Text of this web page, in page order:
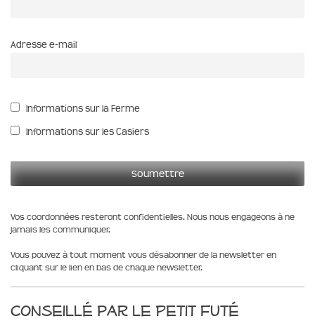
Adresse e-mail
Informations sur la Ferme
Informations sur les Casiers
Vos coordonnées resteront confidentielles. Nous nous engageons à ne
jamais les communiquer.
Vous pouvez à tout moment vous désabonner de la newsletter en
cliquant sur le lien en bas de chaque newsletter.
Conseillé par le Petit Futé